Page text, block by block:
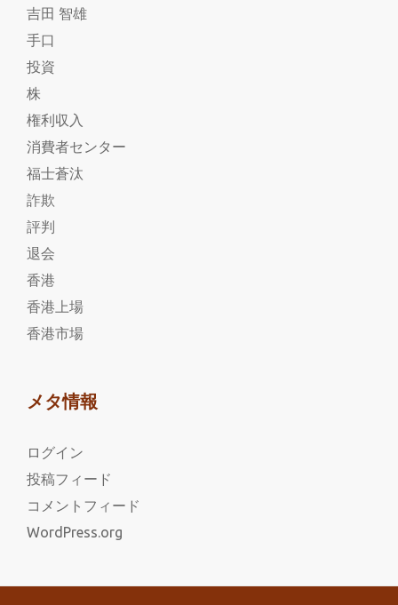
吉田 智雄
手口
投資
株
権利収入
消費者センター
福士蒼汰
詐欺
評判
退会
香港
香港上場
香港市場
メタ情報
ログイン
投稿フィード
コメントフィード
WordPress.org